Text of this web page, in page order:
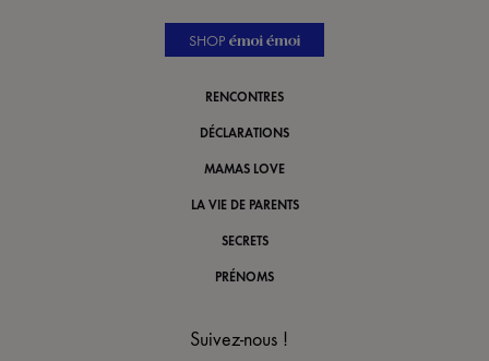
SHOP
RENCONTRES
DÉCLARATIONS
MAMAS LOVE
LA VIE DE PARENTS
SECRETS
PRÉNOMS
Suivez-nous !